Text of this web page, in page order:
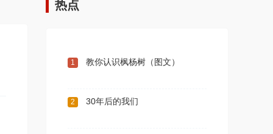
热点
1 教你认识枫杨树（图文）
2 30年后的我们